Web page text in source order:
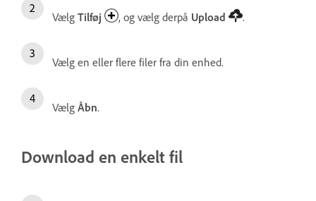
Vælg Tilføj , og vælg derpå Upload .
Vælg en eller flere filer fra din enhed.
Vælg Åbn.
Download en enkelt fil